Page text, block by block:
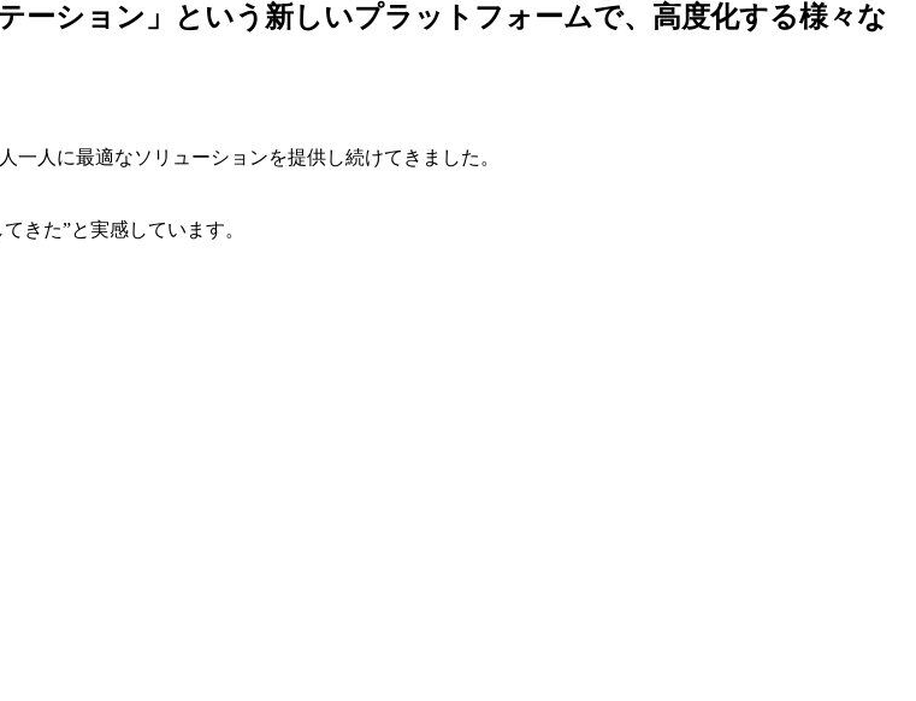
ーション」という新しいプラットフォームで、高度化する様々な
人に最適なソリューションを提供し続けてきました。
きた”と実感しています。